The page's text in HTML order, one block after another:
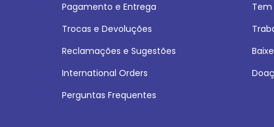
Pagamento e Entrega
Trocas e Devoluções
Reclamações e Sugestões
International Orders
Perguntas Frequentes
Tem